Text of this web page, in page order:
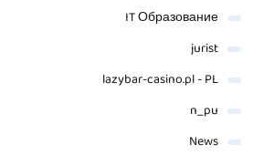
IT Образование
jurist
lazybar-casino.pl - PL
n_pu
News